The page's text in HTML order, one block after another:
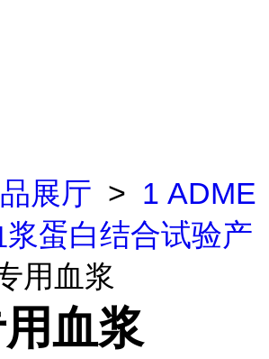
展厅 > 1 ADME
浆蛋白结合试验产
用血浆
血浆